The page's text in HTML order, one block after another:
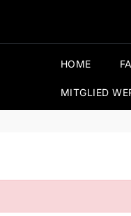
HOME
MITGLIED